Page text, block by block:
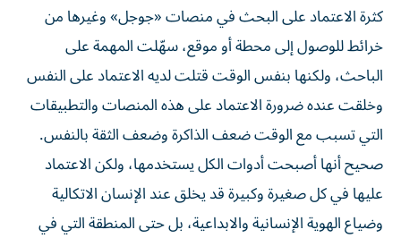
كثرة الاعتماد على البحث في منصات «جوجل» وغيرها من
خرائط للوصول إلى محطة أو موقع، سهّلت المهمة على
الباحث، ولكنها بنفس الوقت قتلت لديه الاعتماد على النفس
وخلقت عنده ضرورة الاعتماد على هذه المنصات والتطبيقات
التي تسبب مع الوقت ضعف الذاكرة وضعف الثقة بالنفس.
صحيح أنها أصبحت أدوات الكل يستخدمها، ولكن الاعتماد
عليها في كل صغيرة وكبيرة قد يخلق عند الإنسان الاتكالية
وضياع الهوية الإنسانية والابداعية، بل حتى المنطقة التي في